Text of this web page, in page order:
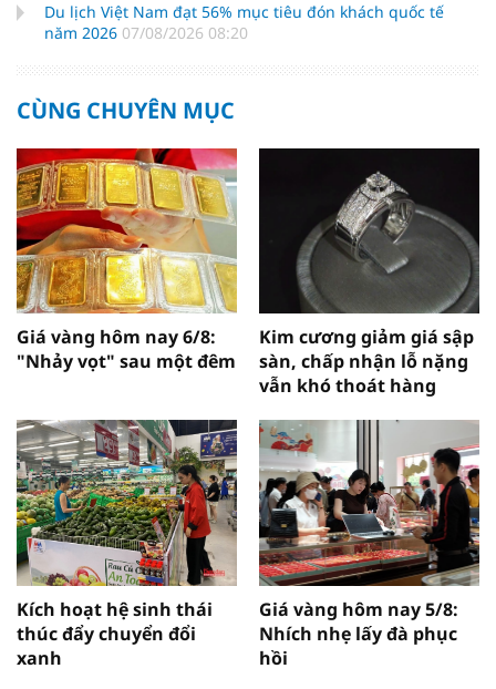
Du lịch Việt Nam đạt 56% mục tiêu đón khách quốc tế
năm 2026 07/08/2026 08:20
CÙNG CHUYÊN MỤC
Giá vàng hôm nay 6/8:
"Nhảy vọt" sau một đêm
Kim cương giảm giá sập
sàn, chấp nhận lỗ nặng
vẫn khó thoát hàng
Kích hoạt hệ sinh thái
thúc đẩy chuyển đổi
xanh
Giá vàng hôm nay 5/8:
Nhích nhẹ lấy đà phục
hồi